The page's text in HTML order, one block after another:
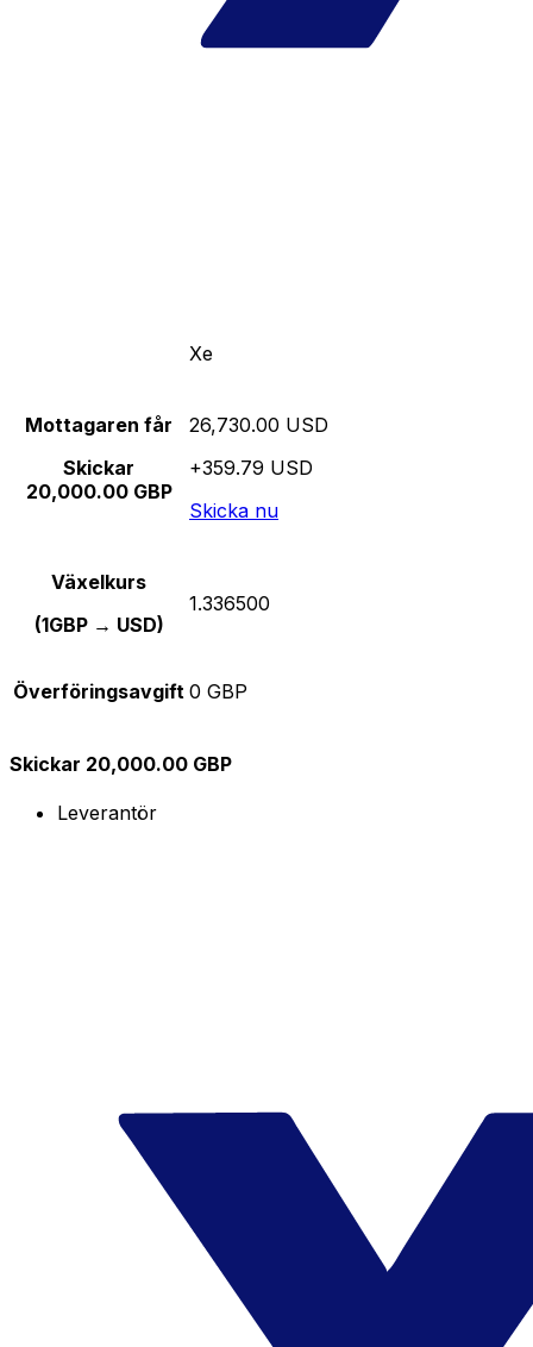
Xe
Mottagaren får
Skickar
20,000.00 GBP
26,730.00 USD
+359.79 USD
Skicka nu
Växelkurs
(1GBP → USD)
1.336500
Överföringsavgift 0 GBP
Skickar 20,000.00 GBP
Leverantör